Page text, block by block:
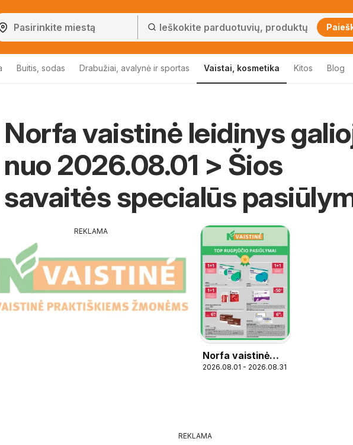
Buitis, sodas Drabužiai, avalynė ir sportas Vaistai, kosmetika Kitos Blog
Norfa vaistinė leidinys
nuo 2026.08.01 > Šios
savaitės specialūs
REKLAMA
Norfa vaistinė
leidinys
2026.08.01 - 2026.08.31
REKLAMA